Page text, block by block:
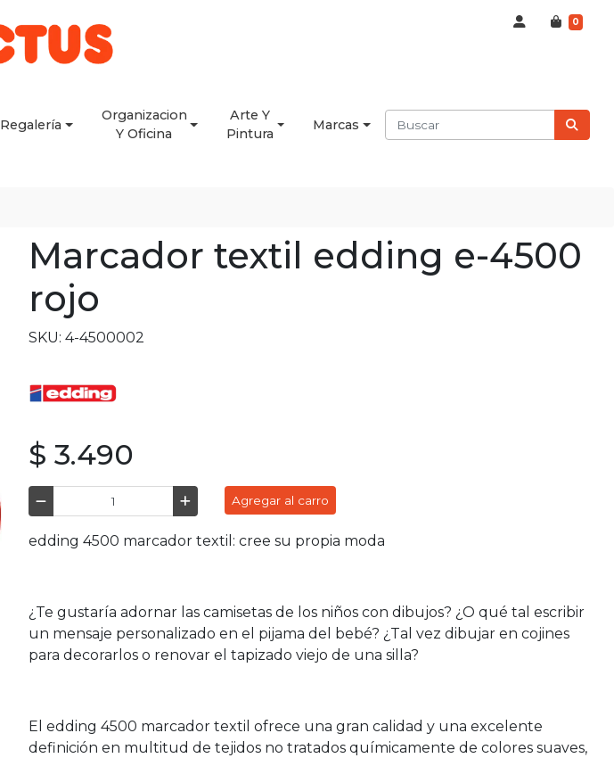
0
Regalería
Organizacion
Y Oficina
Arte Y
Pintura
Marcas
Marcador textil edding e-4500
rojo
SKU: 4-4500002
$ 3.490
Agregar al carro
edding 4500 marcador textil: cree su propia moda
¿Te gustaría adornar las camisetas de los niños con dibujos? ¿O qué tal escribir
un mensaje personalizado en el pijama del bebé? ¿Tal vez dibujar en cojines
para decorarlos o renovar el tapizado viejo de una silla?
El edding 4500 marcador textil ofrece una gran calidad y una excelente
definición en multitud de tejidos no tratados químicamente de colores suaves,